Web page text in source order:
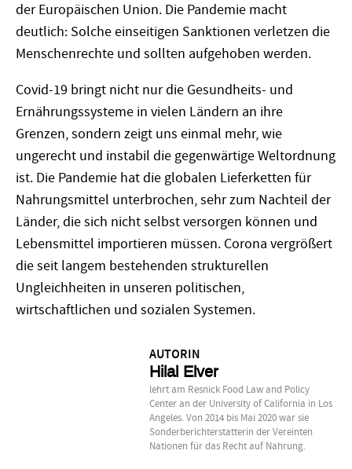
der Europäischen Union. Die Pandemie macht
deutlich: Solche einseitigen Sanktionen verletzen die
Menschenrechte und sollten aufgehoben werden.
Covid-19 bringt nicht nur die Gesundheits- und
Ernährungssysteme in vielen Ländern an ihre
Grenzen, sondern zeigt uns einmal mehr, wie
ungerecht und instabil die gegenwärtige Weltordnung
ist. Die Pandemie hat die globalen Lieferketten für
Nahrungsmittel unterbrochen, sehr zum Nachteil der
Länder, die sich nicht selbst versorgen können und
Lebensmittel importieren müssen. Corona vergrößert
die seit langem bestehenden strukturellen
Ungleichheiten in unseren politischen,
wirtschaftlichen und sozialen Systemen.
AUTORIN
Hilal Elver
lehrt am Resnick Food Law and Policy
Center an der University of California in Los
Angeles. Von 2014 bis Mai 2020 war sie
Sonderberichterstatterin der Vereinten
Nationen für das Recht auf Nahrung.